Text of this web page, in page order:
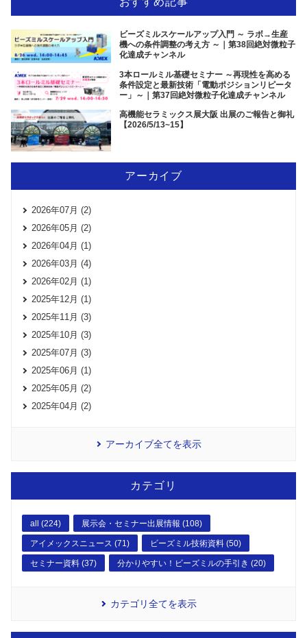
ビーズミルスケールアップ入門 ～ ラボ→生産
機への条件調整の考え方 ～｜第38回絶対微粒子
化達成チャンネル
3本ロールミル基礎セミナー ～再現性を高める
条件設定と最新技術「電動ポジションリピータ
ー」～｜第37回絶対微粒子化達成チャンネル
高機能セラミックス展大阪 出展のご報告と御礼
【2026/5/13~15】
アーカイブ
2026年07月 (2)
2026年05月 (2)
2026年04月 (1)
2026年03月 (4)
2026年02月 (1)
2025年12月 (1)
2025年11月 (3)
2025年10月 (3)
2025年07月 (3)
2025年06月 (1)
2025年05月 (2)
2025年04月 (2)
アーカイブ全てを表示
カテゴリ
all (224) 展示会・セミナー出展情報 (108)
アイメックスニュース (71) ビーズミル技術資料 (50)
セミナー資料 (37) 分かりやすい！ビーズミルの手引き (20)
カテゴリ全てを表示